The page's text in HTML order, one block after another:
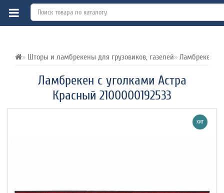
Шторы и ламбрекены для грузовиков, газелей Ламбрекены
Ламбрекен с уголками Астра
Красный 2100000192533
ВСЕ О ТОВАРЕ ХАРАКТЕРИСТИКИ
ХИТ